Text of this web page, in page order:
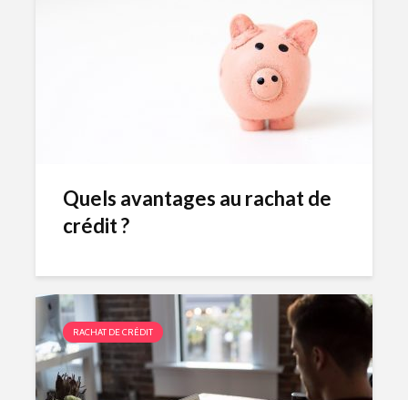
Quels avantages au rachat de
crédit ?
RACHAT DE CRÉDIT